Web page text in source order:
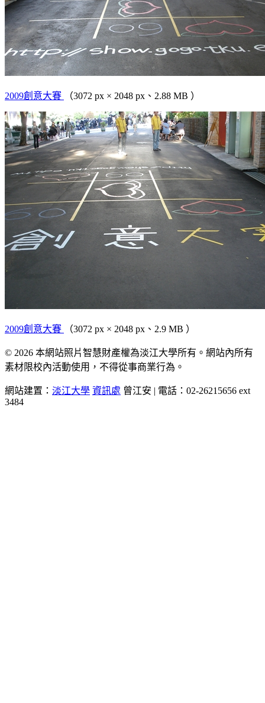
2009創意大賽 （3072 px × 2048 px、2.88 MB ）
2009創意大賽 （3072 px × 2048 px、2.9 MB ）
© 2026 本網站照片智慧財產權為淡江大學所有。網站內所有
素材限校內活動使用，不得從事商業行為。
網站建置： 淡江大學 資訊處 曾江安 | 電話：02-26215656 ext
3484